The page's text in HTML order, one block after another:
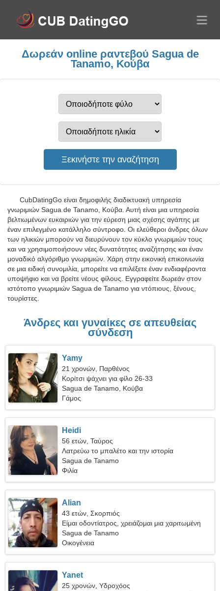
Δωρεάν online ραντεβού Sagua de
Tanamo, Κούβα
CubDatingGo είναι δημοφιλής διαδικτυακή υπηρεσία
γνωριμιών Sagua de Tanamo, Κούβα. Αυτή είναι μια υπηρεσία
βελτιωμένων ευκαιριών για την εύρεση μιας σχέσης αγάπης με
έναν επιλεγμένο κατάλληλο σύντροφο. Οι ελεύθεροι άνδρες όλων
των ηλικιών μπορούν να διευρύνουν τον κύκλο γνωριμιών τους
και να χρησιμοποιήσουν νέες δυνατότητες αναζήτησης και έναν
μοναδικό αλγόριθμο γνωριμιών. Χάρη στην εικονική επικοινωνία
σε μια ειδική συνομιλία, μπορείτε να επιλέξετε έναν ενδιαφέροντα
υποψήφιο και να βρείτε νέους φίλους. Εγγραφείτε δωρεάν στον
ιστότοπο γνωριμιών Sagua de Tanamo για ντόπιους, ξένους,
τουρίστες.
Άνδρες και γυναίκες σε απευθείας
σύνδεση
Yamy
21 χρονών, Παρθένος
Κορίτσι ψάχνει για φίλο 26-33
Sagua de Tanamo, Κούβα
Γάμος
Heidi
56 ετών, Ταύρος
Λατρεύω το μπαλέτο και την ιστορία
Sagua de Tanamo
Φιλία
Alian
43 ετών, Σκορπιός
Είμαι οδοντίατρος, χρειάζομαι μια χαριτωμένη
γυναίκα
Sagua de Tanamo
Οικογένεια
Yanet
25 χρονών, Υδροχόος